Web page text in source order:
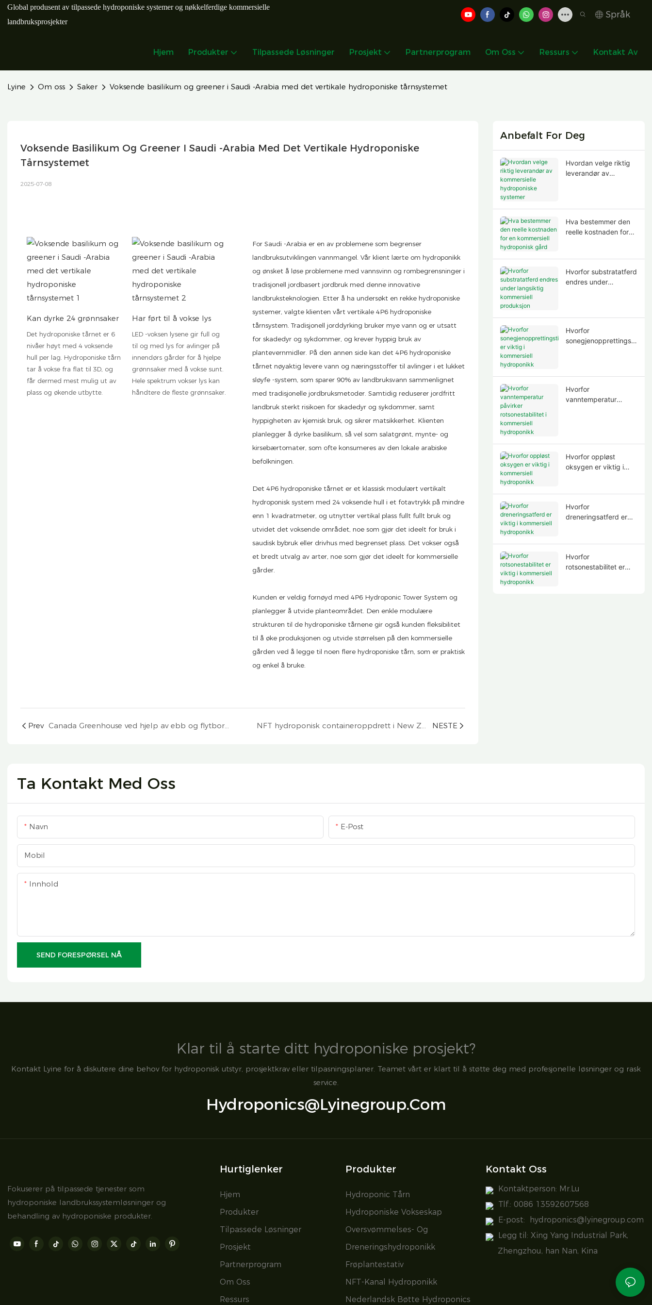
Global produsent av tilpassede hydroponiske systemer og nøkkelferdige kommersielle
landbruksprosjekter
Språk
Hjem Produkter Tilpassede Løsninger Prosjekt Partnerprogram Om Oss Ressurs Kontakt Av
Lyine Om oss Saker Voksende basilikum og greener i Saudi -Arabia med det vertikale hydroponiske tårnsystemet
Voksende Basilikum Og Greener I Saudi -Arabia Med Det Vertikale Hydroponiske
Tårnsystemet
2025-07-08
Kan dyrke 24 grønnsaker
Det hydroponiske tårnet er 6
nivåer høyt med 4 voksende
hull per lag. Hydroponiske tårn
tar å vokse fra flat til 3D, og ​​
får dermed mest mulig ut av
plass og økende utbytte.
Har ført til å vokse lys
LED -voksen lysene gir full og
til og med lys for avlinger på
innendørs gårder for å hjelpe
grønnsaker med å vokse sunt.
Hele spektrum vokser lys kan
håndtere de fleste grønnsaker.
For Saudi -Arabia er en av problemene som begrenser
landbruksutviklingen vannmangel. Vår klient lærte om hydroponikk
og ønsket å løse problemene med vannsvinn og rombegrensninger i
tradisjonell jordbasert jordbruk med denne innovative
landbruksteknologien. Etter å ha undersøkt en rekke hydroponiske
systemer, valgte klienten vårt vertikale 4P6 hydroponiske
tårnsystem. Tradisjonell jorddyrking bruker mye vann og er utsatt
for skadedyr og sykdommer, og krever hyppig bruk av
plantevernmidler. På den annen side kan det 4P6 hydroponiske
tårnet nøyaktig levere vann og næringsstoffer til avlinger i et lukket
sløyfe -system, som sparer 90% av landbruksvann sammenlignet
med tradisjonelle jordbruksmetoder. Samtidig reduserer jordfritt
landbruk sterkt risikoen for skadedyr og sykdommer, samt
hyppigheten av kjemisk bruk, og sikrer matsikkerhet. Klienten
planlegger å dyrke basilikum, så vel som salatgrønt, mynte- og
kirsebærtomater, som ofte konsumeres av den lokale arabiske
befolkningen.
Det 4P6 hydroponiske tårnet er et klassisk modulært vertikalt
hydroponisk system med 24 voksende hull i et fotavtrykk på mindre
enn 1 kvadratmeter, og utnytter vertikal plass fullt fullt bruk og
utvidet det voksende området, noe som gjør det ideelt for bruk i
saudisk bybruk eller drivhus med begrenset plass. Det vokser også
et bredt utvalg av arter, noe som gjør det ideelt for kommersielle
gårder.
Kunden er veldig fornøyd med 4P6 Hydroponic Tower System og
planlegger å utvide planteområdet. Den enkle modulære
strukturen til de hydroponiske tårnene gir også kunden fleksibilitet
til å øke produksjonen og utvide størrelsen på den kommersielle
gården ved å legge til noen flere hydroponiske tårn, som er praktisk
og enkel å bruke.
Prev Canada Greenhouse ved hjelp av ebb og flytbord hydroponisk system NFT hydroponisk containeroppdrett i New Zealand NESTE
Anbefalt For Deg
Hvordan velge riktig
leverandør av
Hva bestemmer den
reelle kostnaden for
Hvorfor substratatferd
endres under
Hvorfor
sonegjenopprettingsti
Hvorfor
vanntemperatur
Hvorfor oppløst
oksygen er viktig i
Hvorfor
dreneringsatferd er
Hvorfor
rotsonestabilitet er
Ta Kontakt Med Oss
Navn E-Post
Mobil
Innhold
SEND FORESPØRSEL NÅ
Klar til å starte ditt hydroponiske prosjekt?
Kontakt Lyine for å diskutere dine behov for hydroponisk utstyr, prosjektkrav eller tilpasningsplaner. Teamet vårt er klart til å støtte deg med profesjonelle løsninger og rask
service.
Hydroponics@lyinegroup.com
Fokuserer på tilpassede tjenester som
hydroponiske landbrukssystemløsninger og
behandling av hydroponiske produkter.
Hurtiglenker
Hjem
Produkter
Tilpassede Løsninger
Prosjekt
Partnerprogram
Om Oss
Ressurs
Produkter
Hydroponic Tårn
Hydroponiske Vokseskap
Oversvømmelses- Og
Dreneringshydroponikk
Frøplantestativ
NFT-Kanal Hydroponikk
Nederlandsk Bøtte Hydroponics
Kontakt Oss
Kontaktperson: Mr.Lu
Tlf.: 0086 13592607568
E-post:
hydroponics@lyinegroup.com
Legg til: Xing Yang Industrial Park,
Zhengzhou, han Nan, Kina